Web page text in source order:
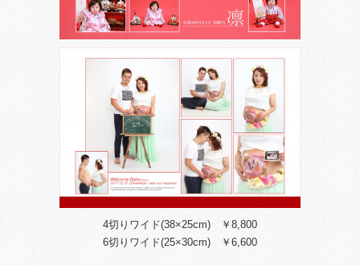
4切りワイド(38×25cm) ￥8,800
6切りワイド(25×30cm) ￥6,600